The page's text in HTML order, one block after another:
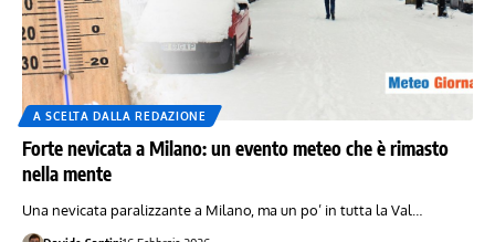
A SCELTA DALLA REDAZIONE
Forte nevicata a Milano: un evento meteo che è rimasto
nella mente
Una nevicata paralizzante a Milano, ma un po’ in tutta la Val…